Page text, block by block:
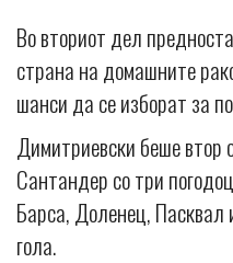
Во вториот дел
страна на домашните
шанси да се изборат за
Димитриевски беше втор
Сантандер со три
Барса, Доленец,
гола.